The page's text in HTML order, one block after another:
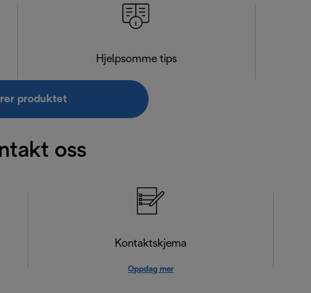
Hjelpsomme tips
produktet
oss
Kontaktskjema
Oppdag mer